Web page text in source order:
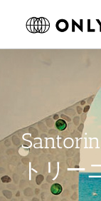
トリー